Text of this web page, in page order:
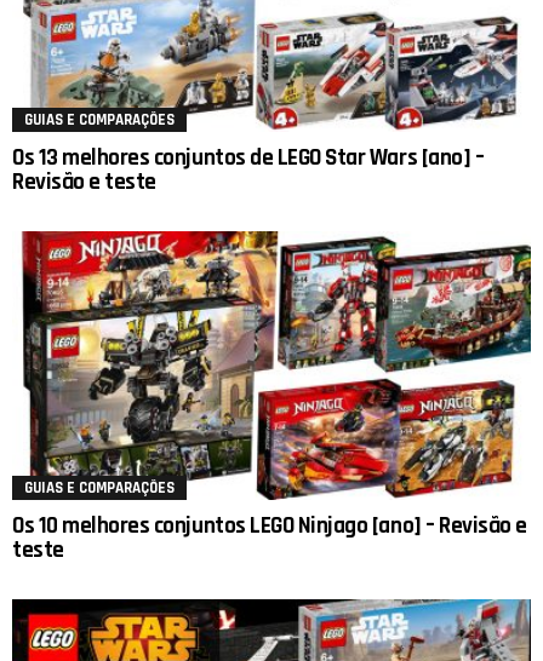
GUIAS E COMPARAÇÕES
Os 13 melhores conjuntos de LEGO Star Wars [ano] –
Revisão e teste
GUIAS E COMPARAÇÕES
Os 10 melhores conjuntos LEGO Ninjago [ano] – Revisão e
teste